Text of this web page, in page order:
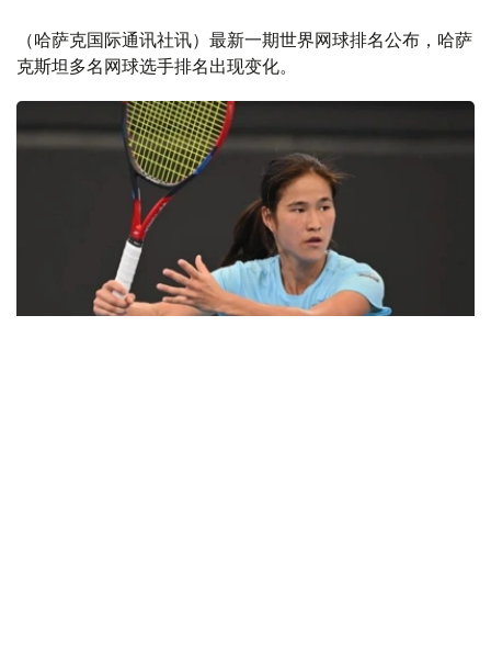
（哈萨克国际通讯社讯）最新一期世界网球排名公布，哈萨
克斯坦多名网球选手排名出现变化。